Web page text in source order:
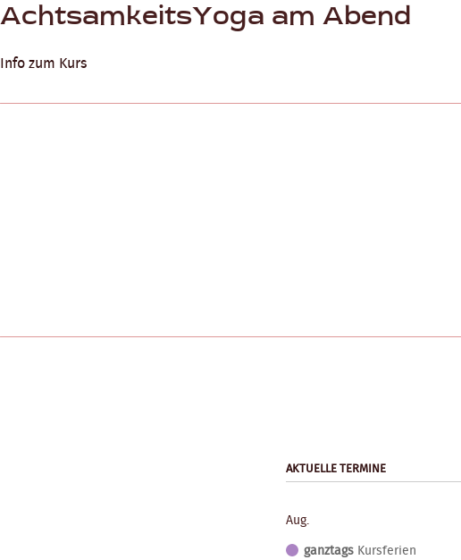
AchtsamkeitsYoga am Abend
Info zum Kurs
AKTUELLE TERMINE
Aug.
ganztags Kursferien